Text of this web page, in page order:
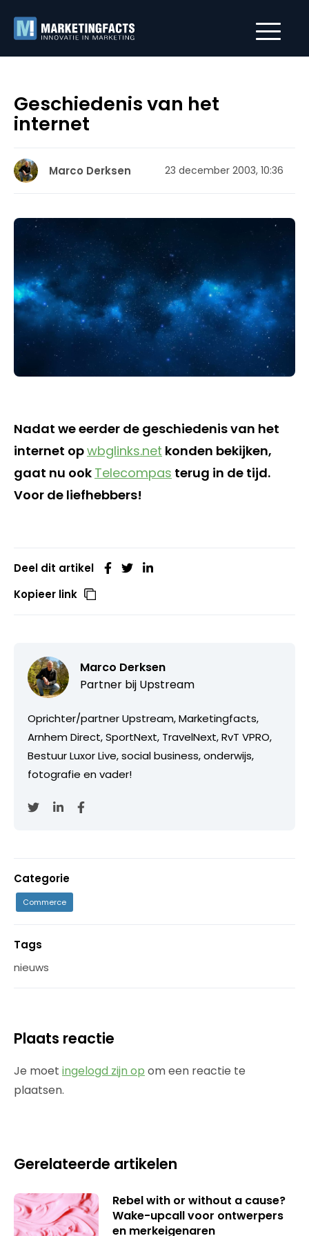
Geschiedenis van het
internet
Marco Derksen 23 december 2003, 10:36
Nadat we eerder de geschiedenis van het
internet opwbglinks.net konden bekijken,
gaat nu ook Telecompas terug in de tijd.
Voor de liefhebbers!
Deel dit artikel
Kopieer link
Marco Derksen
Partner bij Upstream
Oprichter/partner Upstream, Marketingfacts,
Arnhem Direct, SportNext, TravelNext, RvT VPRO,
Bestuur Luxor Live, social business, onderwijs,
fotografie en vader!
Categorie
Commerce
Tags
nieuws
Plaats reactie
Je moet ingelogd zijn op om een reactie te
plaatsen.
Gerelateerde artikelen
Rebel with or without a cause?
Wake-upcall voor ontwerpers
en merkeigenaren